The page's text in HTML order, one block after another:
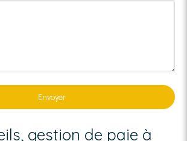
Envoyer
gestion de paie à